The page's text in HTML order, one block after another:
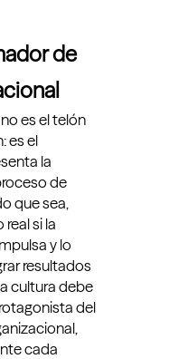
de
es el telón
es el
la
de
que sea,
si la
y lo
resultados
cultura debe
del
cada